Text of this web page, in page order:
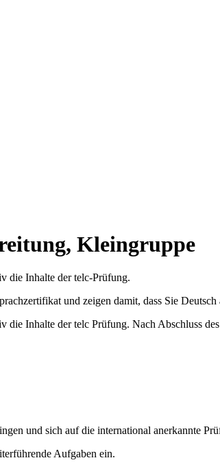
Kleingruppe
die Inhalte der telc-Prüfung.
und zeigen damit, dass Sie
Inhalte der telc Prüfung. Nach Abschluss
und sich auf die international anerkannte
Aufgaben ein.